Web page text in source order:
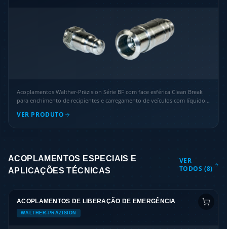
Acoplamentos Walther-Präzision Série BF com face esférica Clean Break
para enchimento de recipientes e carregamento de veículos com líquidos
VER PRODUTO
ACOPLAMENTOS ESPECIAIS E
APLICAÇÕES TÉCNICAS
VER
TODOS (8)
ACOPLAMENTOS DE LIBERAÇÃO DE EMERGÊNCIA
WALTHER-PRÄZISION